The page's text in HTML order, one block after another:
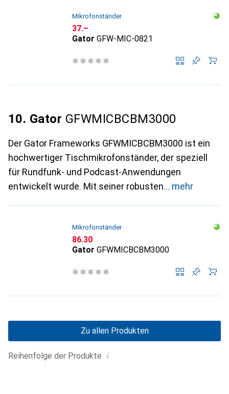
Mikrofonständer
CHF
37.–
Gator GFW-MIC-0821
10. Gator GFWMICBCBM3000
Der Gator Frameworks GFWMICBCBM3000 ist ein
hochwertiger Tischmikrofonständer, der speziell
für Rundfunk- und Podcast-Anwendungen
entwickelt wurde. Mit seiner robusten
mehr
Mikrofonständer
CHF
86.30
Gator GFWMICBCBM3000
Reihenfolge der Produkte i
Zu allen Produkten